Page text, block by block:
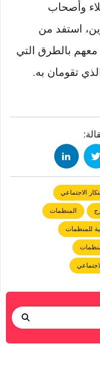
وأصحاب
استفد من
بالطرق التي
تقومان به.
الاجتماعي
المنظمات
للمنظمات